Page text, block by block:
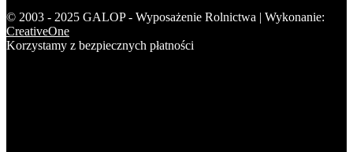
© 2003 - 2025 GALOP - Wyposażenie Rolnictwa | Wykonanie:
CreativeOne
Korzystamy z bezpiecznych płatności